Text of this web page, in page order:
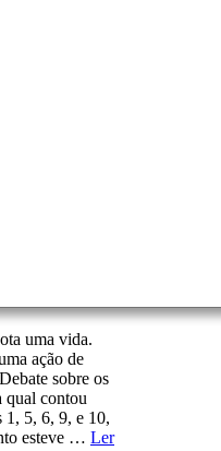
uma vida.
ação de
sobre os
qual contou
1, 5, 6, 9, e 10,
esteve … Ler